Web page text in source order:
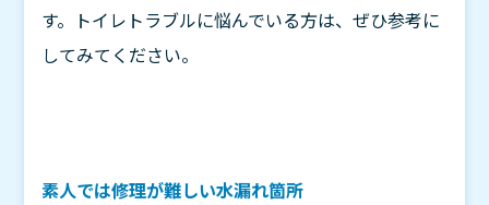
す。トイレトラブルに悩んでいる方は、ぜひ参考に
してみてください。
素人では修理が難しい水漏れ箇所